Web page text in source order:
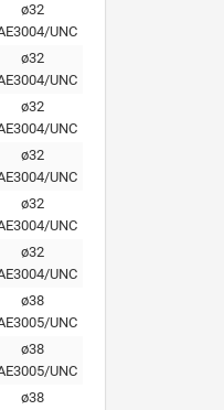
ø32
UNC
ø32
UNC
ø32
UNC
ø32
UNC
ø32
UNC
ø32
UNC
ø38
UNC
ø38
UNC
ø38